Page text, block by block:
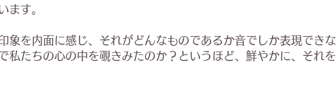
ます。
象を内面に感じ、それがどんなものであるか音でしか表現できな
私たちの心の中を覗きみたのか？というほど、鮮やかに、それを